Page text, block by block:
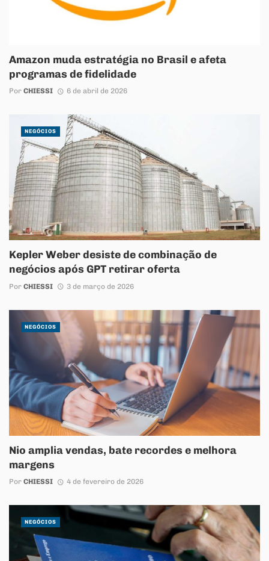
Amazon muda estratégia no Brasil e afeta
programas de fidelidade
Por CHIESSI 6 de abril de 2026
Kepler Weber desiste de combinação de
negócios após GPT retirar oferta
Por CHIESSI 3 de março de 2026
NEGÓCIOS
Nio amplia vendas, bate recordes e melhora
margens
Por CHIESSI 4 de fevereiro de 2026
NEGÓCIOS
NEGÓCIOS